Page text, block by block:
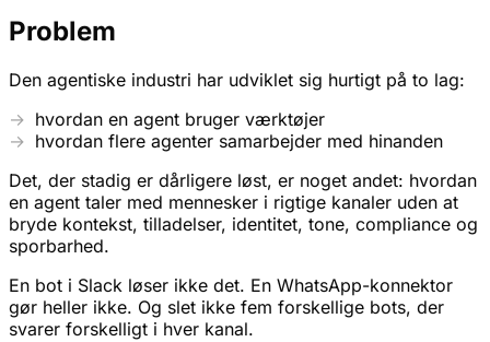
Problem
Den agentiske industri har udviklet sig hurtigt på to lag:
hvordan en agent bruger værktøjer
hvordan flere agenter samarbejder med hinanden
Det, der stadig er dårligere løst, er noget andet: hvordan
en agent taler med mennesker i rigtige kanaler uden at
bryde kontekst, tilladelser, identitet, tone, compliance og
sporbarhed.
En bot i Slack løser ikke det. En WhatsApp-konnektor
gør heller ikke. Og slet ikke fem forskellige bots, der
svarer forskelligt i hver kanal.